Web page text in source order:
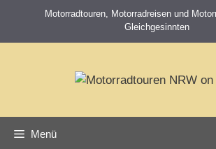
springen
Motorradtouren, Motorradreisen und
Gleichgesinnten
Menü